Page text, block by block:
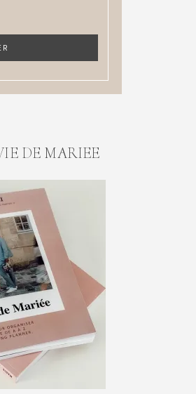
DE MARIEE